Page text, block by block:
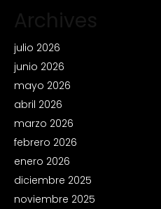
Archives
julio 2026
junio 2026
mayo 2026
abril 2026
marzo 2026
febrero 2026
enero 2026
diciembre 2025
noviembre 2025